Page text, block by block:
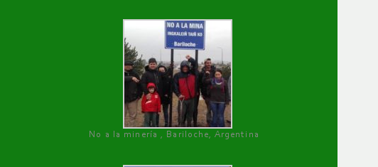
No a la minería , Bariloche, Argentina